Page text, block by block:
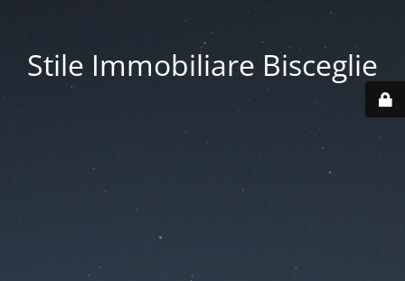
Stile Immobiliare Bisceglie